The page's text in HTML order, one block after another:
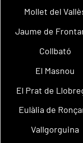
Mollet del
Jaume de
Collbató
El Masnou
El Prat de
Eulàlia de
Vallgorguina